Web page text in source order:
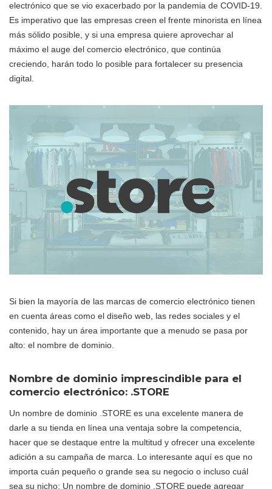
electrónico que se vio exacerbado por la pandemia de COVID-19.
Es imperativo que las empresas creen el frente minorista en línea
más sólido posible, y si una empresa quiere aprovechar al
máximo el auge del comercio electrónico, que continúa
creciendo, harán todo lo posible para fortalecer su presencia
digital.
Si bien la mayoría de las marcas de comercio electrónico tienen
en cuenta áreas como el diseño web, las redes sociales y el
contenido, hay un área importante que a menudo se pasa por
alto: el nombre de dominio.
Nombre de dominio imprescindible para el
comercio electrónico: .STORE
Un nombre de dominio .STORE es una excelente manera de
darle a su tienda en línea una ventaja sobre la competencia,
hacer que se destaque entre la multitud y ofrecer una excelente
adición a su campaña de marca. Lo interesante aquí es que no
importa cuán pequeño o grande sea su negocio o incluso cuál
sea su nicho; Un nombre de dominio .STORE puede agregar